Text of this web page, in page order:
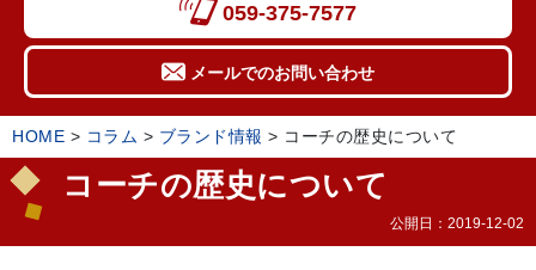
059-375-7577
メールでのお問い合わせ
HOME > コラム > ブランド情報 > コーチの歴史について
コーチの歴史について
公開日： 2019-12-02